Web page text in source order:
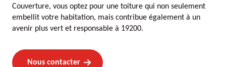
Couverture, vous optez pour une toiture qui non seulement
embellit votre habitation, mais contribue également à un
avenir plus vert et responsable à 19200.
Nous contacter